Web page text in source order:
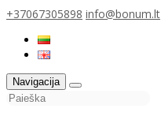
+37067305898 info@bonum.lt
Navigacija